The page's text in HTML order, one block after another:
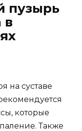
пузырь
в
на суставе
которые
Также